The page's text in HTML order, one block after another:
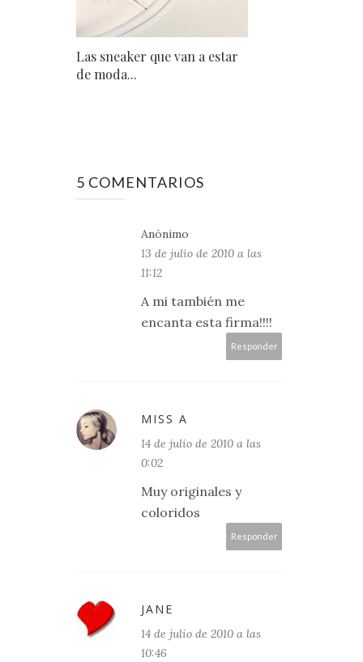
Las sneaker que van a estar
de moda...
5 COMENTARIOS
Anónimo
13 de julio de 2010 a las
11:12
A mi también me
encanta esta firma!!!!
Responder
MISS A
14 de julio de 2010 a las
0:02
Muy originales y
coloridos
Responder
JANE
14 de julio de 2010 a las
10:46